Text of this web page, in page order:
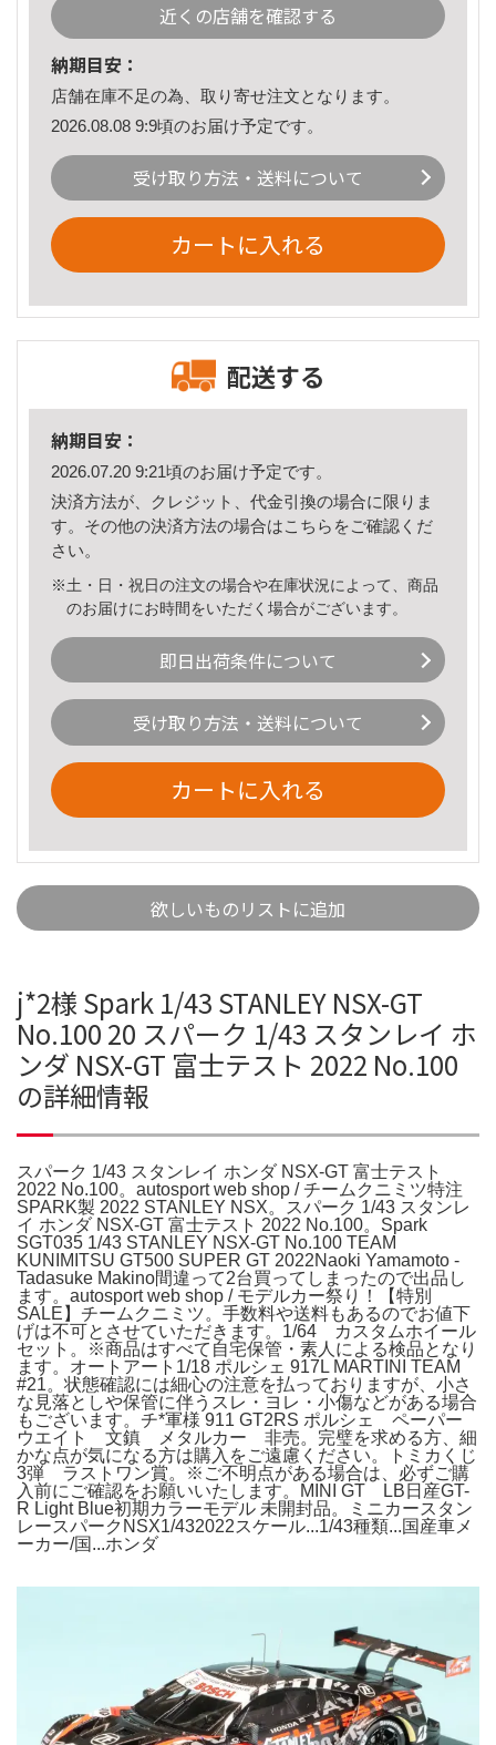
近くの店舗を確認する
納期目安：
店舗在庫不足の為、取り寄せ注文となります。
2026.08.08 9:9頃のお届け予定です。
受け取り方法・送料について
カートに入れる
配送する
納期目安：
2026.07.20 9:21頃のお届け予定です。
決済方法が、クレジット、代金引換の場合に限りま
す。その他の決済方法の場合はこちら をご確認くだ
さい。
※土・日・祝日の注文の場合や在庫状況によって、商品
のお届けにお時間をいただく場合がございます。
即日出荷条件について
受け取り方法・送料について
カートに入れる
欲しいものリストに追加
j*2様 Spark 1/43 STANLEY NSX-GT
No.100 20 スパーク 1/43 スタンレイ ホ
ンダ NSX-GT 富士テスト 2022 No.100
の詳細情報
スパーク 1/43 スタンレイ ホンダ NSX-GT 富士テスト
2022 No.100。autosport web shop / チームクニミツ特注
SPARK製 2022 STANLEY NSX。スパーク 1/43 スタンレ
イ ホンダ NSX-GT 富士テスト 2022 No.100。Spark
SGT035 1/43 STANLEY NSX-GT No.100 TEAM
KUNIMITSU GT500 SUPER GT 2022Naoki Yamamoto -
Tadasuke Makino間違って2台買ってしまったので出品し
ます。autosport web shop / モデルカー祭り！【特別
SALE】チームクニミツ。手数料や送料もあるのでお値下
げは不可とさせていただきます。1/64 カスタムホイール
セット。※商品はすべて自宅保管・素人による検品となり
ます。オートアート1/18 ポルシェ 917L MARTINI TEAM
#21。状態確認には細心の注意を払っておりますが、小さ
な見落としや保管に伴うスレ・ヨレ・小傷などがある場合
もございます。チ*軍様 911 GT2RS ポルシェ ペーパー
ウエイト 文鎮 メタルカー 非売。完璧を求める方、細
かな点が気になる方は購入をご遠慮ください。トミカくじ
3弾 ラストワン賞。※ご不明点がある場合は、必ずご購
入前にご確認をお願いいたします。MINI GT LB日産GT-
R Light Blue初期カラーモデル 未開封品。ミニカースタン
レースパークNSX1/432022スケール...1/43種類...国産車メ
ーカー/国...ホンダ